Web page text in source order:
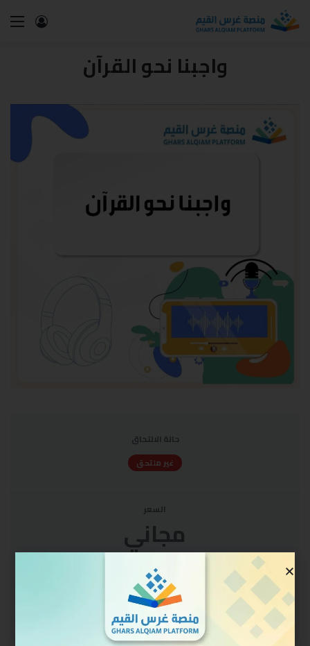
واجبنا نحو القرآن
حالة الالتحاق
غير ملتحق
السعر
مجاني
البدء
سجل الدخول للالتحاق